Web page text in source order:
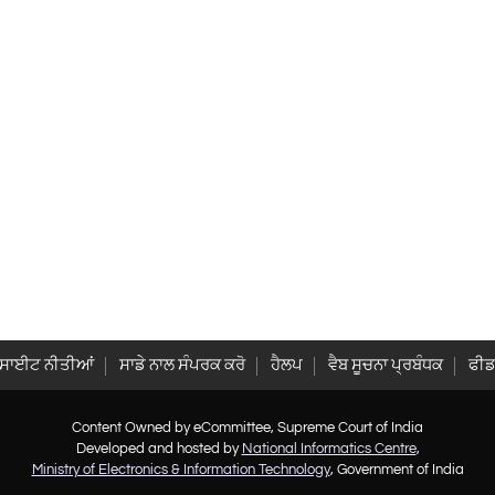
ਨੀਤੀਆਂ ਸਾਡੇ ਨਾਲ ਸੰਪਰਕ ਕਰੋ ਹੈਲਪ ਵੈਬ ਸੂਚਨਾ ਪ੍ਰਬੰਧਕ
Content Owned by eCommittee, Supreme Court of India
Developed and hosted by National Informatics Centre,
Ministry of Electronics & Information Technology, Government of India